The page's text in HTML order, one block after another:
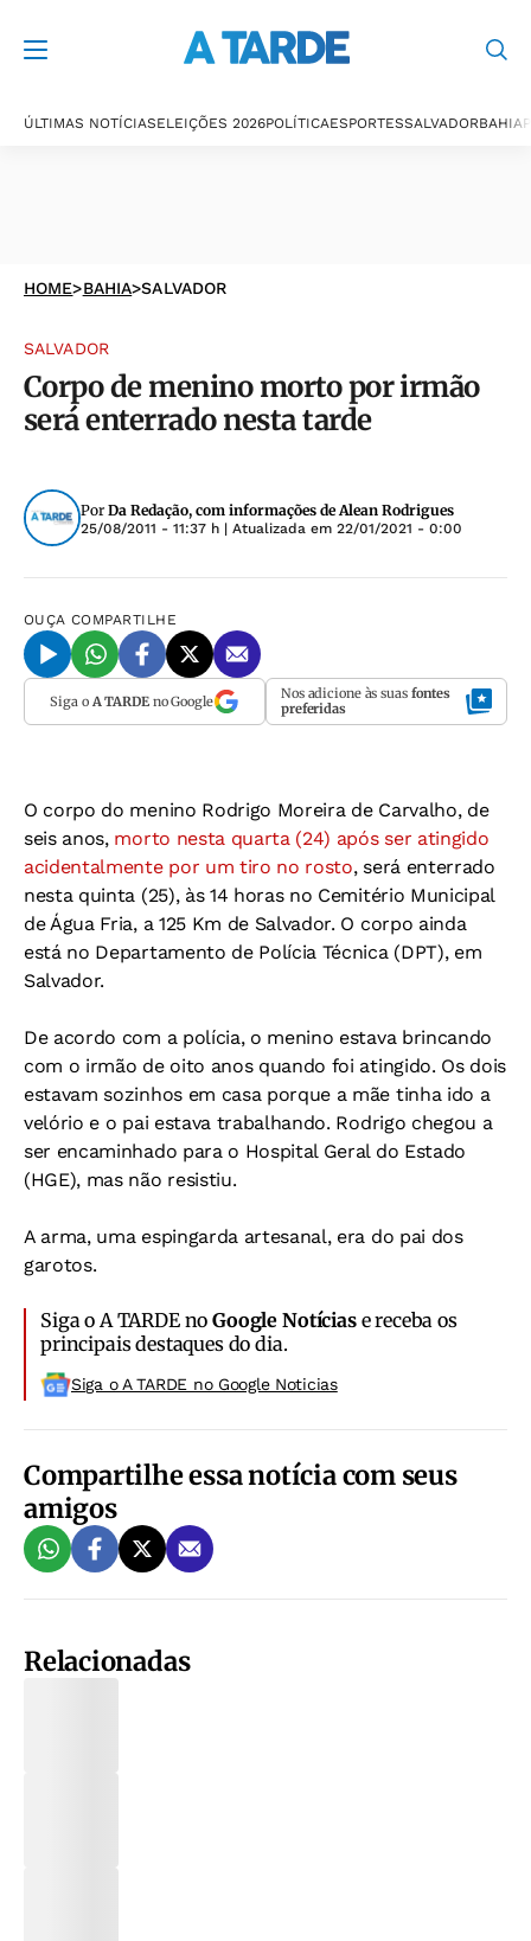
ÚLTIMAS NOTÍCIASELEIÇÕES 2026POLÍTICAESPORTESSALVADORBAHIA
HOME>BAHIA>SALVADOR
SALVADOR
Corpo de menino morto por irmão
será enterrado nesta tarde
Por Da Redação, com informações de Alean Rodrigues
25/08/2011 - 11:37 h | Atualizada em 22/01/2021 - 0:00
OUÇA COMPARTILHE
Siga o A TARDEno Google Nos adicione às suas fontes
preferidas
O corpo do menino Rodrigo Moreira de Carvalho, de
seis anos, morto nesta quarta (24) após ser atingido
acidentalmente por um tiro no rosto, será enterrado
nesta quinta (25), às 14 horas no Cemitério Municipal
de Água Fria, a 125 Km de Salvador. O corpo ainda
está no Departamento de Polícia Técnica (DPT), em
Salvador.
De acordo com a polícia, o menino estava brincando
com o irmão de oito anos quando foi atingido. Os dois
estavam sozinhos em casa porque a mãe tinha ido a
velório e o pai estava trabalhando. Rodrigo chegou a
ser encaminhado para o Hospital Geral do Estado
(HGE), mas não resistiu.
A arma, uma espingarda artesanal, era do pai dos
garotos.
Siga o A TARDE noGoogle Notíciase receba os
principais destaques do dia.
Siga o A TARDE no Google Noticias
Compartilhe essa notícia com seus
amigos
Relacionadas